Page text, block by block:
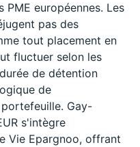
européennes. Les
pas des
tout placement en
fluctuer selon les
de détention
de
Gay-
s'intègre
Vie Epargnoo, offrant